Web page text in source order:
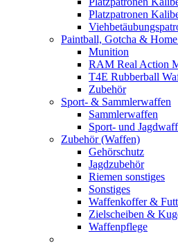
Platzpatronen
Paintball, Gotcha &
Munition
RAM Real Action
T4E Rubberball
Zubehör
Sport- & Sammlerwaffen
Sammlerwaffen
Sport- und
Zubehör (Waffen)
Gehörschutz
Jagdzubehör
Riemen sonstiges
Sonstiges
Waffenkoffer &
Zielscheiben &
Waffenpflege